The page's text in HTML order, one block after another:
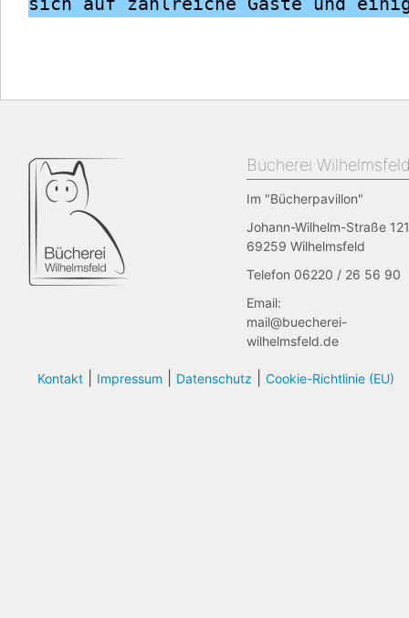
Bücherei
Im "Bücherpavillon"
Johann-Wilhelm-Straße
69259 Wilhelmsfeld
Telefon 06220 / 26 56 90
Email:
mail@buecherei-
wilhelmsfeld.de
Kontakt| Impressum Datenschutz Cookie-Richtlinie (EU)